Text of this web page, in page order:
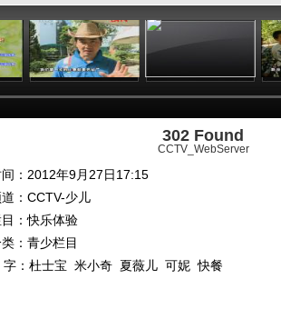
24:31 25:20
302 Found
CCTV_WebServer
：2012年9月27日17:15
： CCTV-少儿
：快乐体验
：青少栏目
： 杜士宝 米小奇 夏薇儿 可妮 快餐